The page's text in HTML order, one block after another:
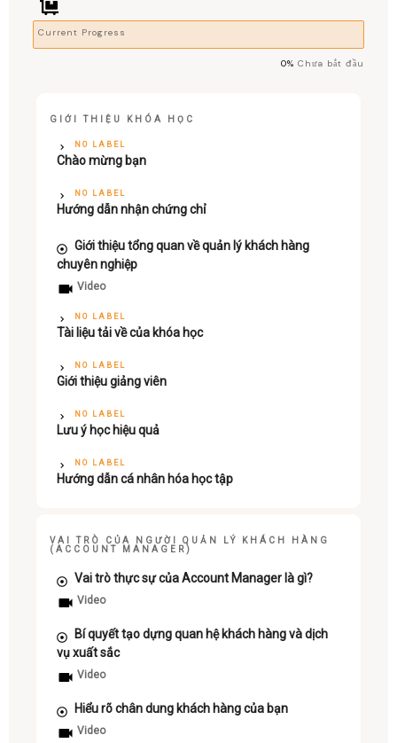
Current Progress
0% Chưa bắt đầu
GIỚI THIỆU KHÓA HỌC
NO LABEL
Chào mừng bạn
NO LABEL
Hướng dẫn nhận chứng chỉ
Giới thiệu tổng quan về quản lý khách hàng
chuyên nghiệp
Video
NO LABEL
Tài liệu tải về của khóa học
NO LABEL
Giới thiệu giảng viên
NO LABEL
Lưu ý học hiệu quả
NO LABEL
Hướng dẫn cá nhân hóa học tập
VAI TRÒ CỦA NGƯỜI QUẢN LÝ KHÁCH HÀNG
(ACCOUNT MANAGER)
Vai trò thực sự của Account Manager là gì?
Video
Bí quyết tạo dựng quan hệ khách hàng và dịch
vụ xuất sắc
Video
Hiểu rõ chân dung khách hàng của bạn
Video